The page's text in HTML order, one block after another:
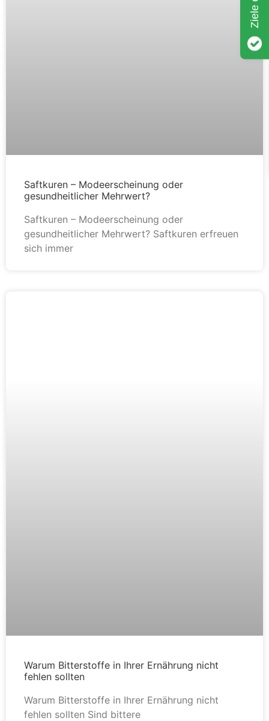
Saftkuren – Modeerscheinung oder
gesundheitlicher Mehrwert?
Saftkuren – Modeerscheinung oder
gesundheitlicher Mehrwert? Saftkuren erfreuen
sich immer
Warum Bitterstoffe in Ihrer Ernährung nicht
fehlen sollten
Warum Bitterstoffe in Ihrer Ernährung nicht
fehlen sollten Sind bittere